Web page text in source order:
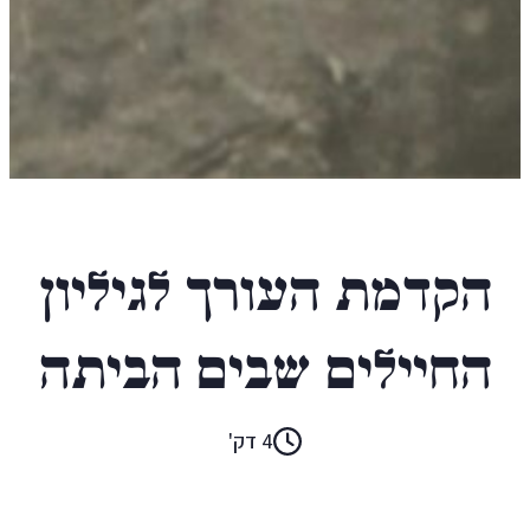
הקדמת העורך לגיליון
החיילים שבים הביתה
4 דק'